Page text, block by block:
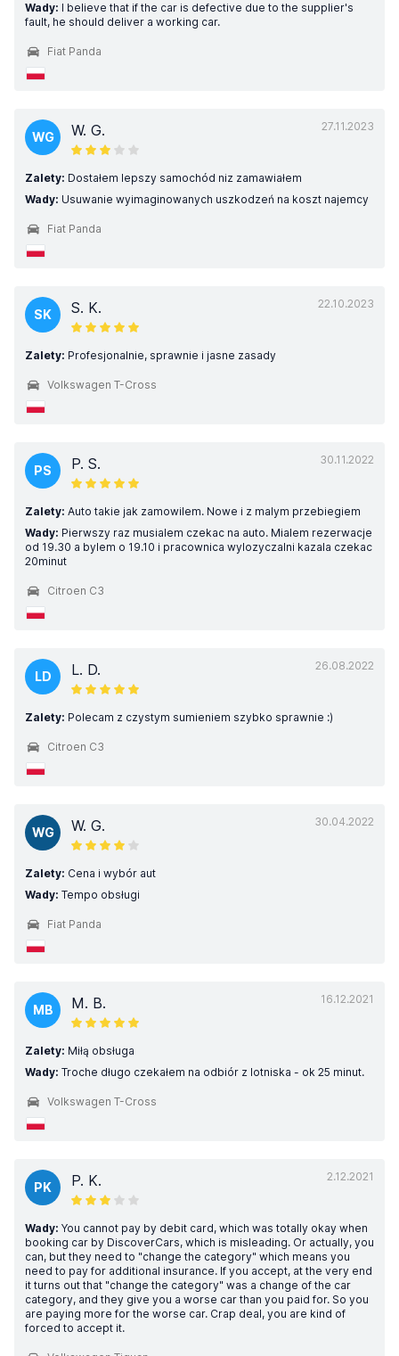
Wady: I believe that if the car is defective due to the supplier's
fault, he should deliver a working car.
Fiat Panda
27.11.2023
WG W. G.
Zalety: Dostałem lepszy samochód niz zamawiałem
Wady: Usuwanie wyimaginowanych uszkodzeń na koszt najemcy
Fiat Panda
22.10.2023
SK S. K.
Zalety: Profesjonalnie, sprawnie i jasne zasady
Volkswagen T-Cross
30.11.2022
PS P. S.
Zalety: Auto takie jak zamowilem. Nowe i z malym przebiegiem
Wady: Pierwszy raz musialem czekac na auto. Mialem rezerwacje
od 19.30 a bylem o 19.10 i pracownica wylozyczalni kazala czekac
20minut
Citroen C3
26.08.2022
LD L. D.
Zalety: Polecam z czystym sumieniem szybko sprawnie :)
Citroen C3
30.04.2022
WG W. G.
Zalety: Cena i wybór aut
Wady: Tempo obsługi
Fiat Panda
16.12.2021
MB M. B.
Zalety: Miłą obsługa
Wady: Troche długo czekałem na odbiór z lotniska - ok 25 minut.
Volkswagen T-Cross
2.12.2021
PK P. K.
Wady: You cannot pay by debit card, which was totally okay when
booking car by DiscoverCars, which is misleading. Or actually, you
can, but they need to "change the category" which means you
need to pay for additional insurance. If you accept, at the very end
it turns out that "change the category" was a change of the car
category, and they give you a worse car than you paid for. So you
are paying more for the worse car. Crap deal, you are kind of
forced to accept it.